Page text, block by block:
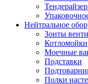
Нейтральное
Зонты
Котломойки
Моечные
Подставки
Полки